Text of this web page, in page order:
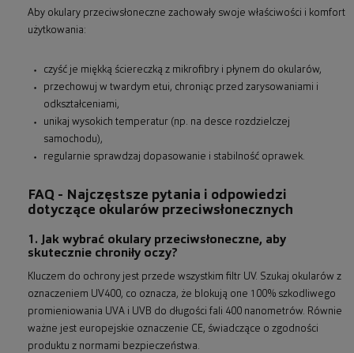
Aby okulary przeciwsłoneczne zachowały swoje właściwości i komfort
użytkowania:
czyść je miękką ściereczką z mikrofibry i płynem do okularów,
przechowuj w twardym etui, chroniąc przed zarysowaniami i
odkształceniami,
unikaj wysokich temperatur (np. na desce rozdzielczej
samochodu),
regularnie sprawdzaj dopasowanie i stabilność oprawek.
FAQ - Najczęstsze pytania i odpowiedzi
dotyczące okularów przeciwsłonecznych
1. Jak wybrać okulary przeciwsłoneczne, aby
skutecznie chroniły oczy?
Kluczem do ochrony jest przede wszystkim filtr UV. Szukaj okularów z
oznaczeniem UV400, co oznacza, że blokują one 100% szkodliwego
promieniowania UVA i UVB do długości fali 400 nanometrów. Równie
ważne jest europejskie oznaczenie CE, świadczące o zgodności
produktu z normami bezpieczeństwa.